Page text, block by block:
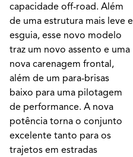
capacidade off-road. Além
de uma estrutura mais leve e
esguia, esse novo modelo
traz um novo assento e uma
nova carenagem frontal,
além de um para-brisas
baixo para uma pilotagem
de performance. A nova
potência torna o conjunto
excelente tanto para os
trajetos em estradas